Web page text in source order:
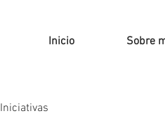
Inicio Sobre
Iniciativas